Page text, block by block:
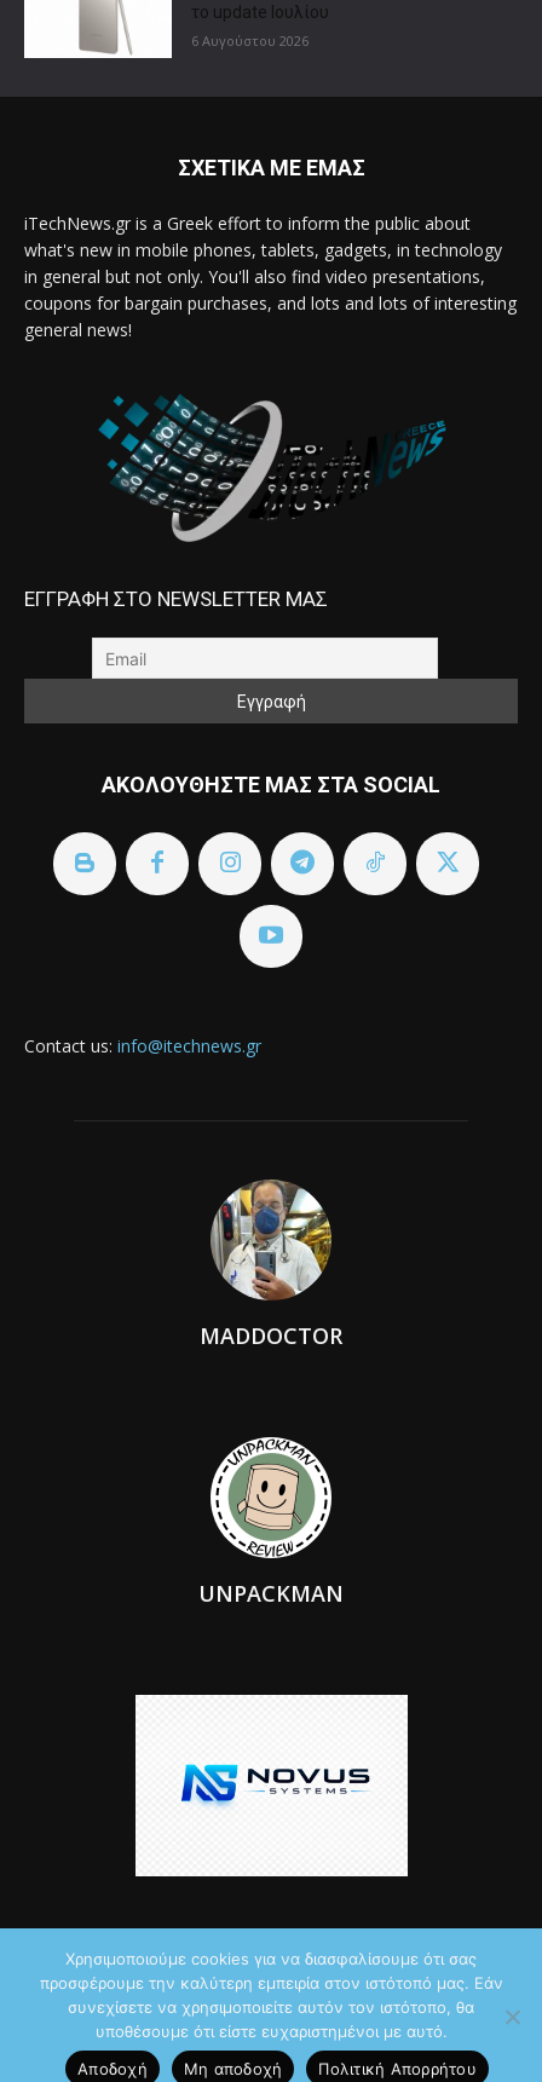
το update Ιουλίου
6 Αυγούστου 2026
ΣΧΕΤΙΚΑ ΜΕ ΕΜΑΣ
iTechNews.gr is a Greek effort to inform the public about
what's new in mobile phones, tablets, gadgets, in technology
in general but not only. You'll also find video presentations,
coupons for bargain purchases, and lots and lots of interesting
general news!
ΕΓΓΡΑΦΗ ΣΤΟ NEWSLETTER ΜΑΣ
ΑΚΟΛΟΥΘΗΣΤΕ ΜΑΣ ΣΤΑ SOCIAL
Contact us: info@itechnews.gr
MADDOCTOR
UNPACKMAN
© 2026 by iTechNews.gr
Maddoctor dreamed it, Unpackman made it reality,Novus Systems
created it.
Χρησιμοποιούμε cookies για να διασφαλίσουμε ότι σας
προσφέρουμε την καλύτερη εμπειρία στον ιστότοπό μας. Εάν
συνεχίσετε να χρησιμοποιείτε αυτόν τον ιστότοπο, θα
υποθέσουμε ότι είστε ευχαριστημένοι με αυτό.
Αποδοχή
Μη αποδοχή Πολιτική Aπορρήτου